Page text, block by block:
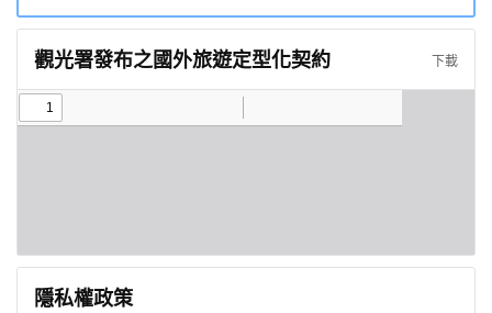
觀光署發布之國外旅遊定型化契約 下載
隱私權政策